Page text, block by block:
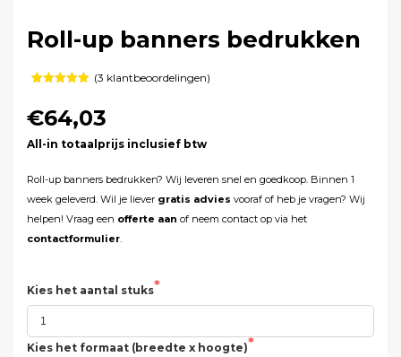
Roll-up banners bedrukken
gebaseerd
opklant
waarderingen
(3 klantbeoordelingen)
€64,03
All-in totaalprijs inclusief btw
Roll-up banners bedrukken? Wij leveren snel en goedkoop. Binnen 1
week geleverd. Wil je liever gratis advies vooraf of heb je vragen? Wij
helpen! Vraag een offerte aan of neem contact op via het
contactformulier.
Kies het aantal stuks
Kies het formaat (breedte x hoogte)